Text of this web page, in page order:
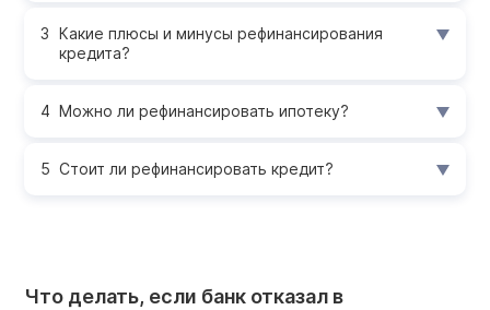
Какие плюсы и минусы рефинансирования
кредита?
Можно ли рефинансировать ипотеку?
Стоит ли рефинансировать кредит?
Что делать, если банк отказал в